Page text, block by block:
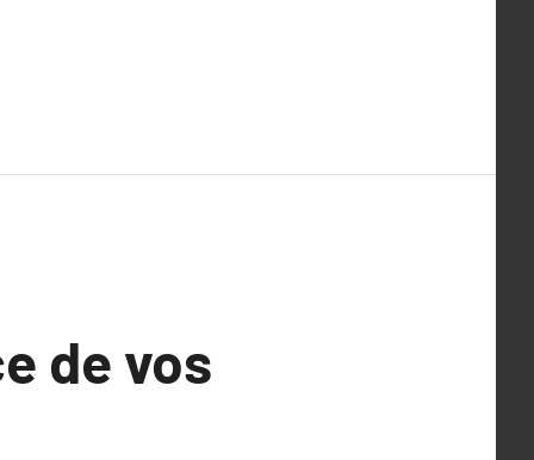
de vos